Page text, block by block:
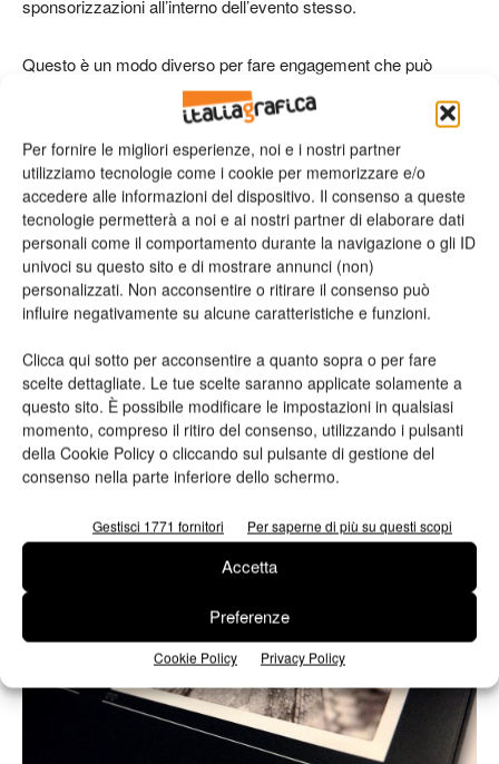
Per fornire le migliori esperienze, noi e i nostri partner
utilizziamo tecnologie come i cookie per memorizzare e/o
accedere alle informazioni del dispositivo. Il consenso a queste
tecnologie permetterà a noi e ai nostri partner di elaborare dati
personali come il comportamento durante la navigazione o gli ID
univoci su questo sito e di mostrare annunci (non)
personalizzati. Non acconsentire o ritirare il consenso può
influire negativamente su alcune caratteristiche e funzioni.
Clicca qui sotto per acconsentire a quanto sopra o per fare
scelte dettagliate. Le tue scelte saranno applicate solamente a
questo sito. È possibile modificare le impostazioni in qualsiasi
momento, compreso il ritiro del consenso, utilizzando i pulsanti
della Cookie Policy o cliccando sul pulsante di gestione del
consenso nella parte inferiore dello schermo.
Gestisci 1771 fornitori Per saperne di più su questi scopi
Accetta
Preferenze
Cookie Policy Privacy Policy
sponsorizzazioni all’interno dell’evento stesso.
Questo è un modo diverso per fare engagement che può
essere sfruttato da ogni brand o da ogni evento e in questo
senso i confini tra B2B e B2C qui si interconnettono in una
forma estremamente efficace.
Abbiamo appena realizzato un evento per l’insediamento dei
nuovi sovrani d’Olanda, Re Guglielmo IV e la Regina Máxima.
Per fare il regalo al nuovo Sovrano, vogliamo fare in modo che
i cittadini olandesi possano regalare tramite PastBook un
fotoalbum al Re con le loro foto. Gli utenti potranno
«uploadare» una propria foto con 140 caratteri di commento da
regalare al nuovo sovrano.»